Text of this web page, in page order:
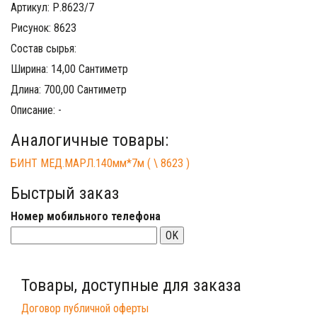
Артикул: Р.8623/7
Рисунок: 8623
Состав сырья:
Ширина: 14,00 Сантиметр
Длина: 700,00 Сантиметр
Описание: -
Аналогичные товары:
БИНТ МЕД.МАРЛ.140мм*7м ( \ 8623 )
Быстрый заказ
Номер мобильного телефона
OK
Товары, доступные для заказа
Договор публичной оферты